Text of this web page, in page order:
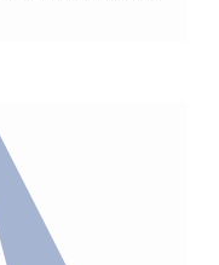
而易举。下面就向
的胡萝卜、南瓜或